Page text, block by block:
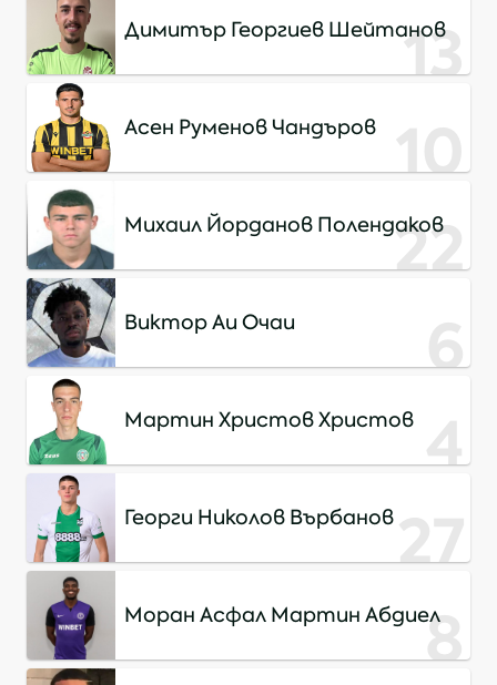
Димитър Георгиев Шейтанов
13
Асен Руменов Чандъров 10
Михаил Йорданов Полендаков
22
Виктор Аи Очаи 6
Мартин Христов Христов 4
Георги Николов Върбанов27
Моран Асфал Мартин Абдиел8